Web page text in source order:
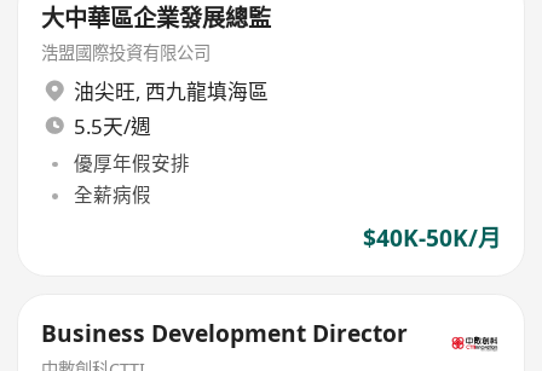
大中華區企業發展總監
浩盟國際投資有限公司
油尖旺, 西九龍填海區
5.5天/週
優厚年假安排
全薪病假
$40K-50K/月
Business Development Director